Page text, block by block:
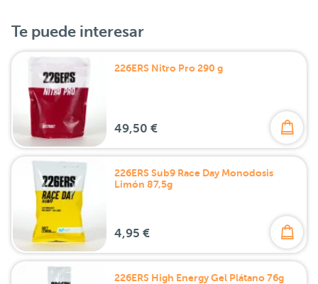
Te puede interesar
226ERS Nitro Pro 290 g
49,50 €
226ERS Sub9 Race Day Monodosis
Limón 87,5g
4,95 €
226ERS High Energy Gel Plátano 76g